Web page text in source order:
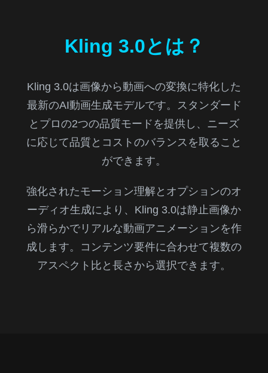
Kling 3.0とは？
Kling 3.0は画像から動画への変換に特化した
最新のAI動画生成モデルです。スタンダード
とプロの2つの品質モードを提供し、ニーズ
に応じて品質とコストのバランスを取ること
ができます。
強化されたモーション理解とオプションのオ
ーディオ生成により、Kling 3.0は静止画像か
ら滑らかでリアルな動画アニメーションを作
成します。コンテンツ要件に合わせて複数の
アスペクト比と長さから選択できます。